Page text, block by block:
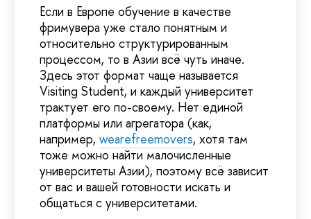
Если в Европе обучение в качестве
фримувера уже стало понятным и
относительно структурированным
процессом, то в Азии всё чуть иначе.
Здесь этот формат чаще называется
Visiting Student, и каждый университет
трактует его по-своему. Нет единой
платформы или агрегатора (как,
например, wearefreemovers, хотя там
тоже можно найти малочисленные
университеты Азии), поэтому всё зависит
от вас и вашей готовности искать и
общаться с университетами.